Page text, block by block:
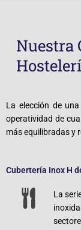
Nuestra
La elección de
operatividad de
más equilibradas y
Cubertería Inox H
La